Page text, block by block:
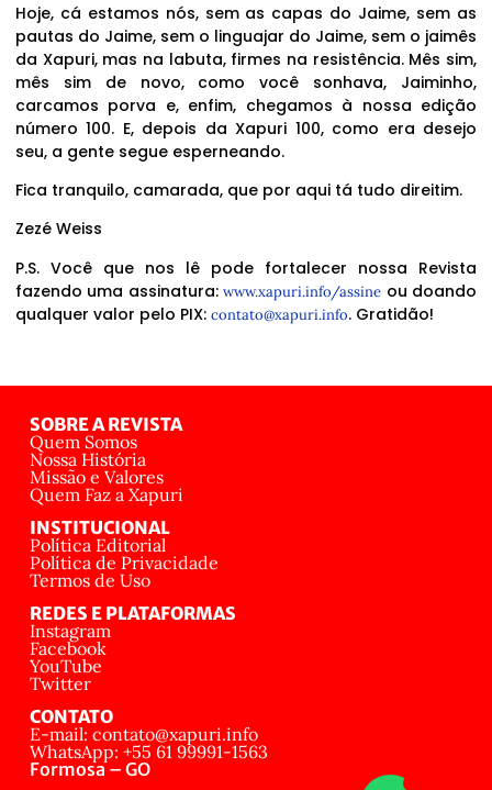
Hoje, cá estamos nós, sem as capas do Jaime, sem as
pautas do Jaime, sem o linguajar do Jaime, sem o jaimês
da Xapuri, mas na labuta, firmes na resistência. Mês sim,
mês sim de novo, como você sonhava, Jaiminho,
carcamos porva e, enfim, chegamos à nossa edição
número 100. E, depois da Xapuri 100, como era desejo
seu, a gente segue esperneando.
Fica tranquilo, camarada, que por aqui tá tudo direitim.
Zezé Weiss
P.S. Você que nos lê pode fortalecer nossa Revista
fazendo uma assinatura:www.xapuri.info/assine ou doando
qualquer valor pelo PIX: contato@xapuri.info. Gratidão!
SOBRE A REVISTA
Quem Somos
Nossa História
Missão e Valores
Quem Faz a Xapuri
INSTITUCIONAL
Política Editorial
Política de Privacidade
Termos de Uso
REDES E PLATAFORMAS
Instagram
Facebook
YouTube
Twitter
CONTATO
E-mail: contato@xapuri.info
WhatsApp: +55 61 99991-1563
Formosa – GO